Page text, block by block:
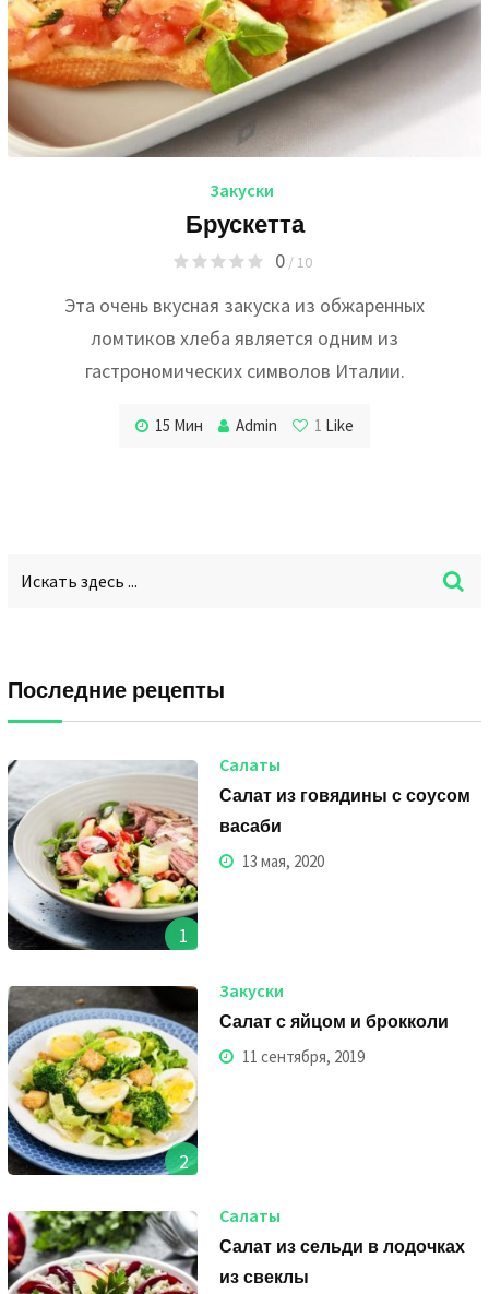
Закуски
Брускетта
0 / 10
Эта очень вкусная закуска из обжаренных
ломтиков хлеба является одним из
гастрономических символов Италии.
15 Мин Admin 1 Like
Последние рецепты
1
Салаты
Салат из говядины с соусом
васаби
13 мая, 2020
2
Закуски
Салат с яйцом и брокколи
11 сентября, 2019
Салаты
Салат из сельди в лодочках
из свеклы